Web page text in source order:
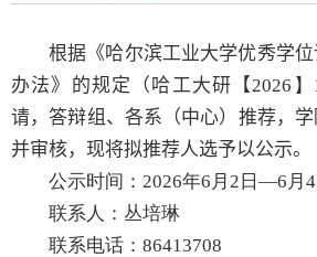
根据《哈尔滨工业大学优秀学
办法》的规定（ 哈工大研 【 2026 】
请，答辩组、 各系（中心）推荐，
并审核，现将拟推荐人选予以公示。
公示时间： 2026年6 月 2 日—6 月4
联系人：丛培琳
联系电话： 86413708